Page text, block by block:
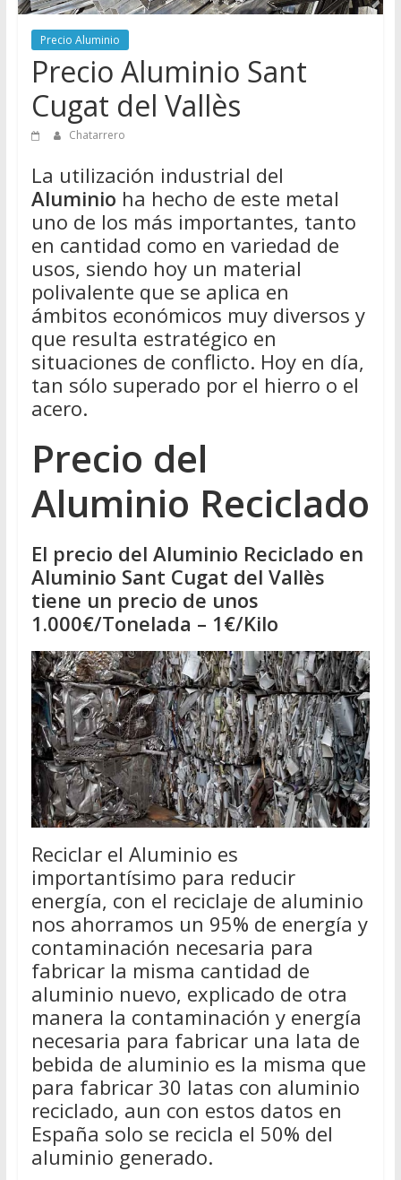
de
Chatarreros
para
vender
Chatarra
Precio Aluminio
Precio Aluminio Sant
Cugat del Vallès
Chatarrero
La utilización industrial del
Aluminio ha hecho de este metal
uno de los más importantes, tanto
en cantidad como en variedad de
usos, siendo hoy un material
polivalente que se aplica en
ámbitos económicos muy diversos y
que resulta estratégico en
situaciones de conflicto. Hoy en día,
tan sólo superado por el hierro o el
acero.
Precio del
Aluminio Reciclado
El precio del Aluminio Reciclado en
Aluminio Sant Cugat del Vallès
tiene un precio de unos
1.000€/Tonelada – 1€/Kilo
Reciclar el Aluminio es
importantísimo para reducir
energía, con el reciclaje de aluminio
nos ahorramos un 95% de energía y
contaminación necesaria para
fabricar la misma cantidad de
aluminio nuevo, explicado de otra
manera la contaminación y energía
necesaria para fabricar una lata de
bebida de aluminio es la misma que
para fabricar 30 latas con aluminio
reciclado, aun con estos datos en
España solo se recicla el 50% del
aluminio generado.